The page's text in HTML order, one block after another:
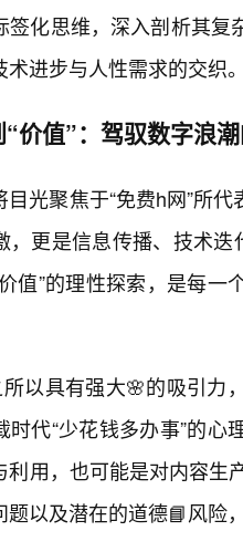
签化思维，深入剖析其
术进步与人性需求的交织
价值”：驾驭数字浪
目光聚焦于“免费h网”所
，更是信息传播、技术
值”的理性探索，是每
所以具有强大🌸的吸引
时代“少花钱多办事”的
利用，也可能是对内容生
题以及潜在的道德📘风险